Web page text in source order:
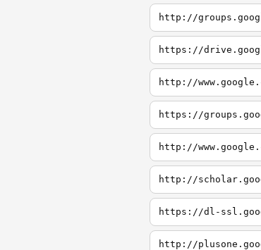
http://
https://
http://
https://
http://
http://
https://dl-
http://